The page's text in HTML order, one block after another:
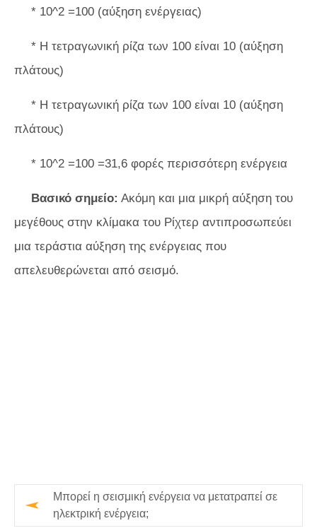
* 10^2 =100 (αύξηση ενέργειας)
* Η τετραγωνική ρίζα των 100 είναι 10 (αύξηση
πλάτους)
* Η τετραγωνική ρίζα των 100 είναι 10 (αύξηση
πλάτους)
* 10^2 =100 =31,6 φορές περισσότερη ενέργεια
Βασικό σημείο: Ακόμη και μια μικρή αύξηση του
μεγέθους στην κλίμακα του Ρίχτερ αντιπροσωπεύει
μια τεράστια αύξηση της ενέργειας που
απελευθερώνεται από σεισμό.
Μπορεί η σεισμική ενέργεια να μετατραπεί σε
ηλεκτρική ενέργεια;